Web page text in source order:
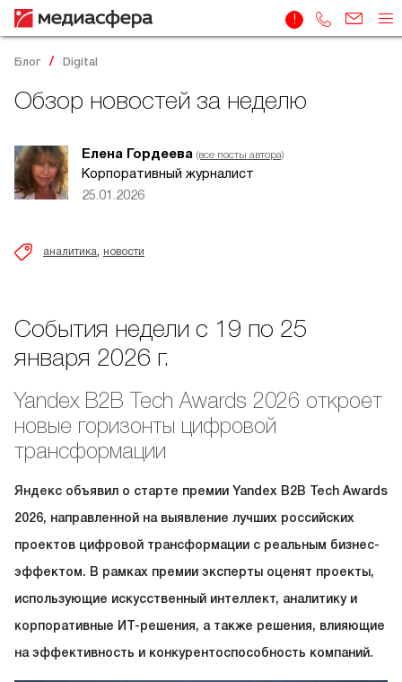
Блог Digital
Обзор новостей за неделю
Елена Гордеева (все посты автора)
Корпоративный журналист
25.01.2026
аналитика, новости
События недели с 19 по 25
января 2026 г.
Yandex B2B Tech Awards 2026 откроет
новые горизонты цифровой
трансформации
Яндекс объявил о старте премии Yandex B2B Tech Awards
2026, направленной на выявление лучших российских
проектов цифровой трансформации с реальным бизнес-
эффектом. В рамках премии эксперты оценят проекты,
использующие искусственный интеллект, аналитику и
корпоративные ИТ-решения, а также решения, влияющие
на эффективность и конкурентоспособность компаний.